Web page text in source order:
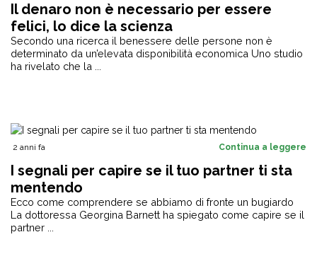
Il denaro non è necessario per essere
felici, lo dice la scienza
Secondo una ricerca il benessere delle persone non è
determinato da un’elevata disponibilità economica Uno studio
ha rivelato che la ...
2 anni fa Continua a leggere
I segnali per capire se il tuo partner ti sta
mentendo
Ecco come comprendere se abbiamo di fronte un bugiardo
La dottoressa Georgina Barnett ha spiegato come capire se il
partner ...